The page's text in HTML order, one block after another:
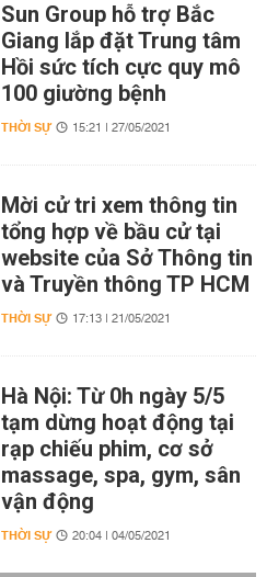
Sun Group hỗ trợ Bắc
Giang lắp đặt Trung tâm
Hồi sức tích cực quy mô
100 giường bệnh
THỜI SỰ 15:21 | 27/05/2021
Mời cử tri xem thông tin
tổng hợp về bầu cử tại
website của Sở Thông tin
và Truyền thông TP HCM
THỜI SỰ 17:13 | 21/05/2021
Hà Nội: Từ 0h ngày 5/5
tạm dừng hoạt động tại
rạp chiếu phim, cơ sở
massage, spa, gym, sân
vận động
THỜI SỰ 20:04 | 04/05/2021